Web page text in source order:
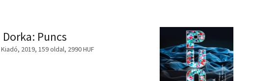
Dorka: Puncs
2019, 159 oldal, 2990 HUF